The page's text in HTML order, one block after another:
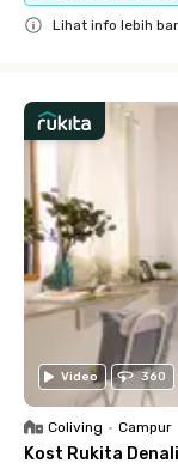
Lihat info lebih
Video 360
Coliving • Campur
Kost Rukita